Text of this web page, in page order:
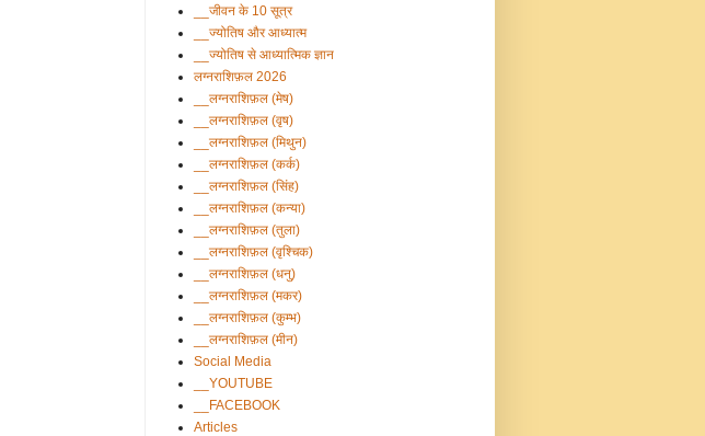
__जीवन के 10 सूत्र
__ज्योतिष और आध्यात्म
__ज्योतिष से आध्यात्मिक ज्ञान
लग्नराशिफ़ल 2026
__लग्नराशिफ़ल (मेष)
__लग्नराशिफ़ल (वृष)
__लग्नराशिफ़ल (मिथुन)
__लग्नराशिफ़ल (कर्क)
__लग्नराशिफ़ल (सिंह)
__लग्नराशिफ़ल (कन्या)
__लग्नराशिफ़ल (तुला)
__लग्नराशिफ़ल (वृश्चिक)
__लग्नराशिफ़ल (धनु)
__लग्नराशिफ़ल (मकर)
__लग्नराशिफ़ल (कुम्भ)
__लग्नराशिफ़ल (मीन)
Social Media
__YOUTUBE
__FACEBOOK
Articles